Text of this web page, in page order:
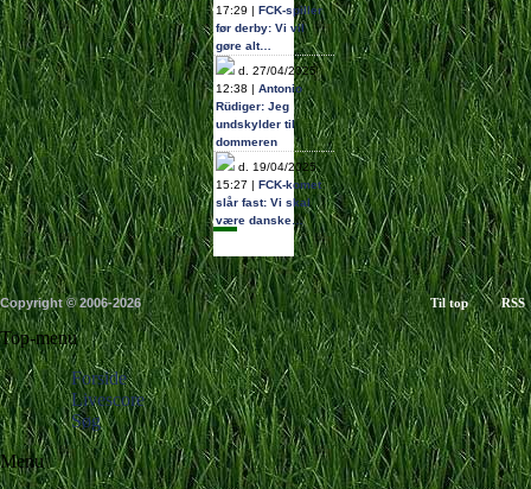
17:29 | FCK-spiller
før derby: Vi vil
gøre alt…
d. 27/04/2025
12:38 | Antonio
Rüdiger: Jeg
undskylder til
dommeren
d. 19/04/2025
15:27 | FCK-komet
slår fast: Vi skal
være danske…
Copyright © 2006-2026 Til top RSS
Top-menu
Forside
Livescore
Søg
Menu